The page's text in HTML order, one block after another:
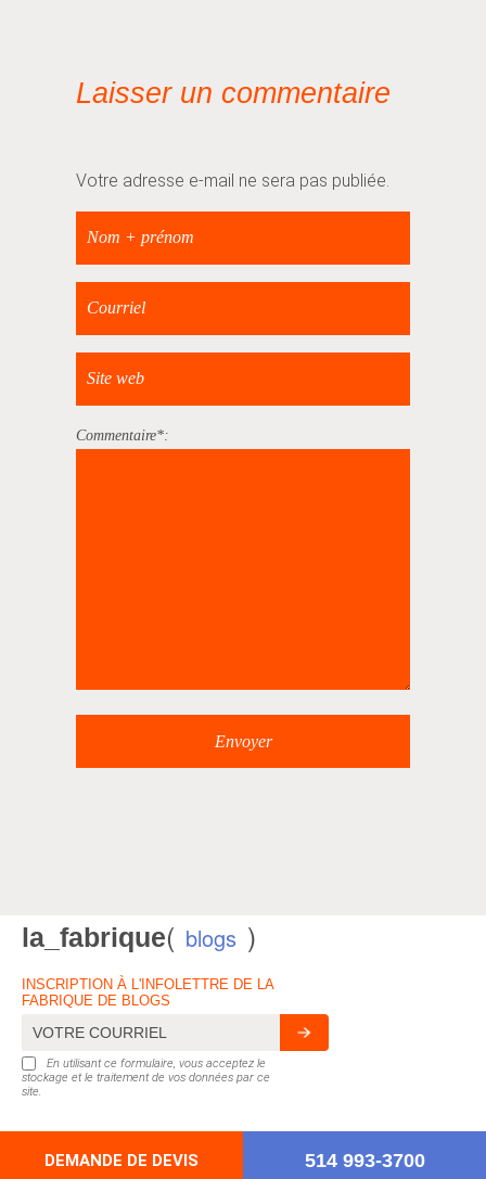
Laisser un commentaire
Votre adresse e-mail ne sera pas publiée.
Commentaire
la_fabrique( blogs )
INSCRIPTION À L'INFOLETTRE DE LA
FABRIQUE DE BLOGS
En utilisant ce formulaire, vous acceptez le
stockage et le traitement de vos données par ce
site.
DEMANDE DE DEVIS 514 993-3700